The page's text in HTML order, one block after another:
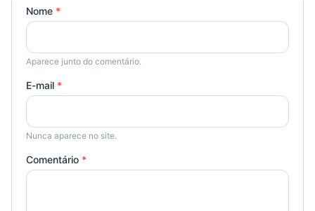
Nome *
Aparece junto do comentário.
E-mail *
Nunca aparece no site.
Comentário *